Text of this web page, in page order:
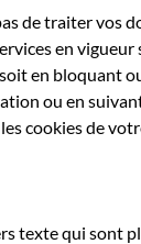
de traiter vos
en
en bloquant
ou en
cookies de
texte qui sont